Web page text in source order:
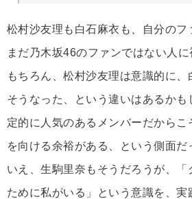
松村沙友理も白石麻衣も、自分のフ
まだ乃木坂46のファンではない人に
もちろん、松村沙友理は意識的に、
そうなった、という違いはあるか
定的に人気のあるメンバーだからこ
を向ける余裕がある、という側面だ
いえ、生駒里奈もそうだろうが、「
ために私がいる」という意識を、